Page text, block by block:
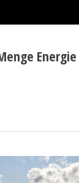
Energie